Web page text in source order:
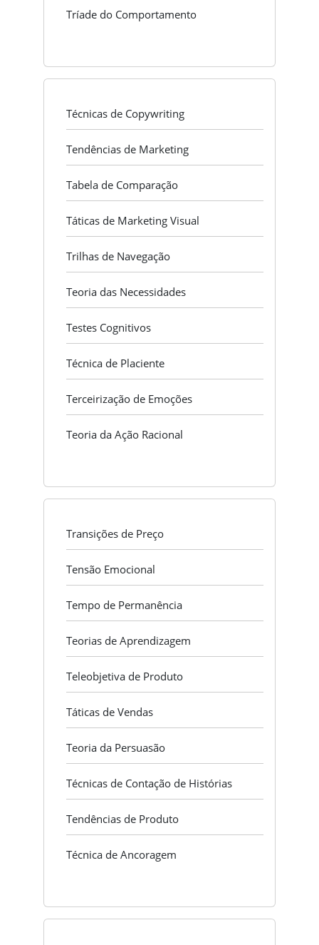
Tríade do Comportamento
Técnicas de Copywriting
Tendências de Marketing
Tabela de Comparação
Táticas de Marketing Visual
Trilhas de Navegação
Teoria das Necessidades
Testes Cognitivos
Técnica de Placiente
Terceirização de Emoções
Teoria da Ação Racional
Transições de Preço
Tensão Emocional
Tempo de Permanência
Teorias de Aprendizagem
Teleobjetiva de Produto
Táticas de Vendas
Teoria da Persuasão
Técnicas de Contação de Histórias
Tendências de Produto
Técnica de Ancoragem